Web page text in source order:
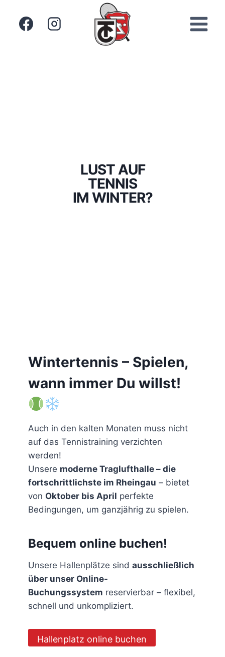
Inhalt
springen
LUST AUF
TENNIS
IM WINTER?
Wintertennis – Spielen,
wann immer Du willst!
Auch in den kalten Monaten muss nicht
auf das Tennistraining verzichten
werden!
Unsere moderne Traglufthalle – die
fortschrittlichste im Rheingau – bietet
von Oktober bis April perfekte
Bedingungen, um ganzjährig zu spielen.
Bequem online buchen!
Unsere Hallenplätze sind ausschließlich
über unser Online-
Buchungssystem reservierbar – flexibel,
schnell und unkompliziert.
Hallenplatz online buchen